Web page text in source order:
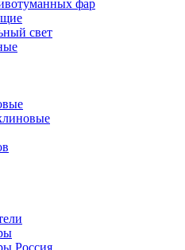
фар
свет
Россия